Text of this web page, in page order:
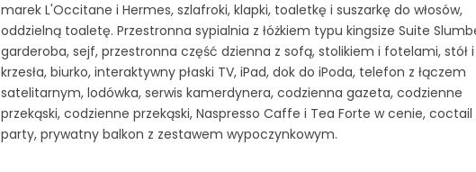
marek L'Occitane i Hermes, szlafroki, klapki, toaletkę i suszarkę do włosów,
oddzielną toaletę. Przestronna sypialnia z łóżkiem typu kingsize Suite
garderoba, sejf, przestronna część dzienna z sofą, stolikiem i fotelami, stół i
krzesła, biurko, interaktywny płaski TV, iPad, dok do iPoda, telefon z łączem
satelitarnym, lodówka, serwis kamerdynera, codzienna gazeta, codzienne
przekąski, codzienne przekąski, Naspresso Caffe i Tea Forte w cenie, coctail
party, prywatny balkon z zestawem wypoczynkowym.